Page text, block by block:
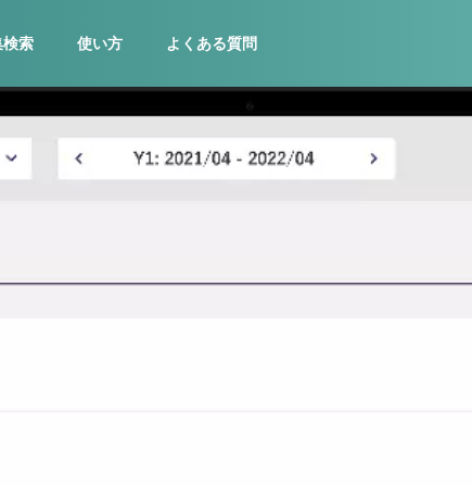
検索 使い方 よくある質問